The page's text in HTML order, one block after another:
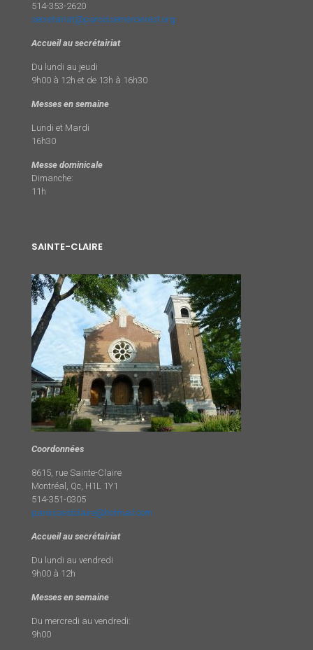
514-353-2620
secretariat@paroissemercierest.org
Accueil au secrétairiat
Du lundi au jeudi
9h00 à 12h et de 13h à 16h30
Messes en semaine
Lundi et Mardi
16h30
Messe dominicale
Dimanche:
11h
SAINTE-CLAIRE
Coordonnées
8615, rue Sainte-Claire
Montréal, Qc, H1L 1Y1
514-351-0305
paroissestclaire@hotmail.com
Accueil au secrétairiat
Du lundi au vendredi
9h00 à 12h
Messes en semaine
Du mercredi au vendredi:
9h00